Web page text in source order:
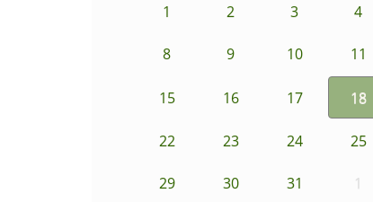
1 2 3 4
8 9 10 11
15 16 17 18
22 23 24 25
29 30 31 1